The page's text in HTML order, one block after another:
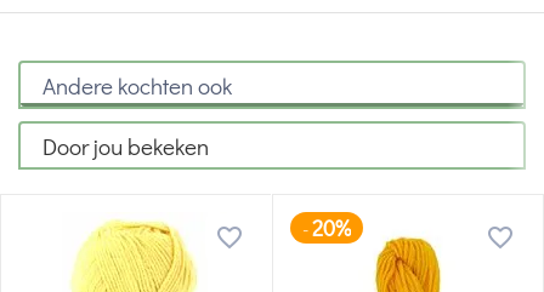
Andere kochten ook
Door jou bekeken
-20%